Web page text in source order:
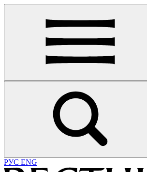
РУС ENG